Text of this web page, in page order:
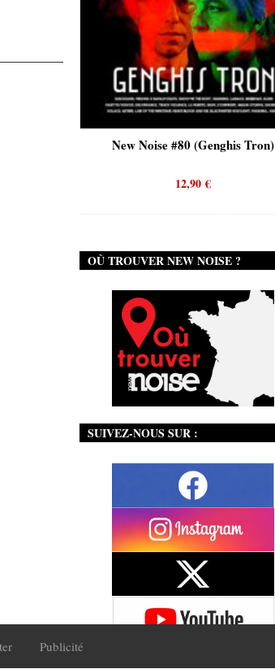
New Noise #80 (Genghis Tron)
12,90€
OÙ TROUVER NEW NOISE ?
SUIVEZ-NOUS SUR :
Publicité